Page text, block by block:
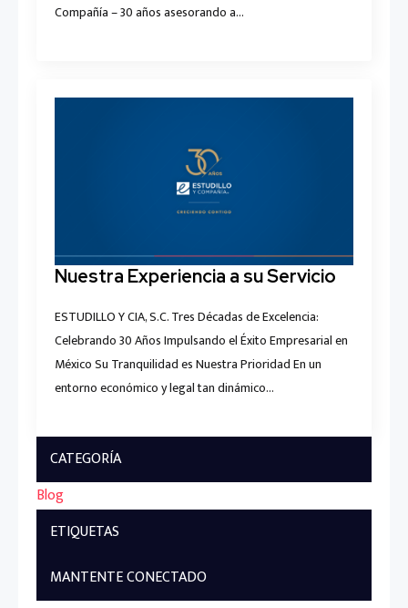
Compañía – 30 años asesorando a…
Nuestra Experiencia a su Servicio
ESTUDILLO Y CIA, S.C. Tres Décadas de Excelencia:
Celebrando 30 Años Impulsando el Éxito Empresarial en
México Su Tranquilidad es Nuestra Prioridad En un
entorno económico y legal tan dinámico…
CATEGORÍA
Blog
ETIQUETAS
MANTENTE CONECTADO